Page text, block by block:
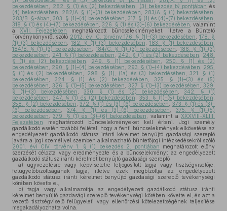
bekezdésében
282. § (1) és (2) bekezdésében (3) bekezdés b) pontjában és
(4) bekezdésében
282/A. § (1)–(3) bekezdésében 283/A. § (1) bekezdésében
283/B. §-ában 303. § (1)–(4) bekezdésében 317. § (1) és (4)–(7) bekezdésében
318. § (1) és (4)–(7) bekezdésében 326. § (1) és (3)–(6) bekezdésében , valamint
a XVII. Fejezetében
meghatározott bűncselekményeket, illetve a Büntető
Törvénykönyvről szóló 2012. évi C. törvény 176. § (1)–(3) bekezdésében ,178. §
(1)–(3) bekezdésében ,182. § (1)–(3) bekezdésében 183. § (1) bekezdésében
184/B. § (1)–(3) bekezdésében
184/C. § (1)–(3) bekezdésében
186. § (1)–(3)
bekezdésében
241. § (1) bekezdésében 242. § (1) és (2) bekezdésében
248.
§ (1) és (2) bekezdésében
249. § (1) bekezdésében
250. § (1) és (2)
bekezdésében
290. § (1)–(4) bekezdésében 293. § (1)–(4) bekezdésében
295.
§ (1) és (2) bekezdésében
298. § (1), (1a) és (3) bekezdésében
321. § (1)
bekezdésében
324. § (1) és (2) bekezdésében
325. § (1)–(3) és (5)
bekezdésében
326. § (1)–(5) bekezdésében 327. § (1)–(3) bekezdésében ,329.
§ (1)–(3) bekezdésében ,330. § (1) és (2) bekezdésében ,342. § (1)
bekezdésében
347. § (1) és (2) bekezdésében 353. § (1)–(5) bekezdésében
358. § (2) bekezdésében ,372. § (1) és (3)–(6) bekezdésében
373. § (1) és (3)–
(6) bekezdésében ,374. § (1) és (3)–(6) bekezdésében
375. § (1)–(5)
bekezdésében ,379. § (1) és (3)–(6) bekezdésében , valamint a XXXVIII–XLIII.
Fejezetében meghatározott bűncselekményeket kell érteni. Jogi személy
gazdálkodó esetén további feltétel, hogy a fenti bűncselekmények elkövetése az
engedélyezett gazdálkodó státusz iránti kérelmet benyújtó gazdasági szereplő
javára a jogi személlyel szemben alkalmazható büntetőjogi intézkedésekről szóló
2001. évi CIV. törvény 1. § (1) bekezdés 2. pontjában meghatározott előny
szerzését célozta vagy eredményezte és a bűncselekményt az engedélyezett
gazdálkodó státusz iránti kérelmet benyújtó gazdasági szereplő
a) ügyvezetésre vagy képviseletre feljogosított tagja vagy tisztségviselője,
felügyelőbizottságának tagja, illetve ezek megbízottja az engedélyezett
gazdálkodó státusz iránti kérelmet benyújtó gazdasági szereplő tevékenységi
körében követte el,
b) tagja vagy alkalmazottja az engedélyezett gazdálkodó státusz iránti
kérelmet benyújtó gazdasági szereplő tevékenységi körében követte el, és azt a
vezető tisztségviselő felügyeleti vagy ellenőrzési kötelezettségének teljesítése
megakadályozhatta volna.